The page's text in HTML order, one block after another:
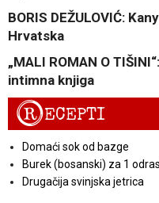
BORIS DEŽULOVIĆ:
Hrvatska
„MALI ROMAN O
intimna knjiga
RECEPTI
Domaći sok od bazge
Burek (bosanski) za 1
Drugačija svinjska jetrica